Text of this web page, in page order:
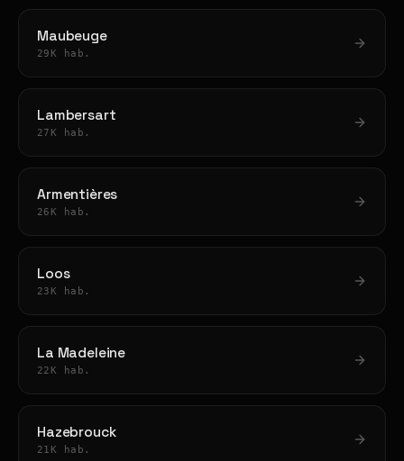
Maubeuge
29K hab.
Lambersart
27K hab.
Armentières
26K hab.
Loos
23K hab.
La Madeleine
22K hab.
Hazebrouck
21K hab.